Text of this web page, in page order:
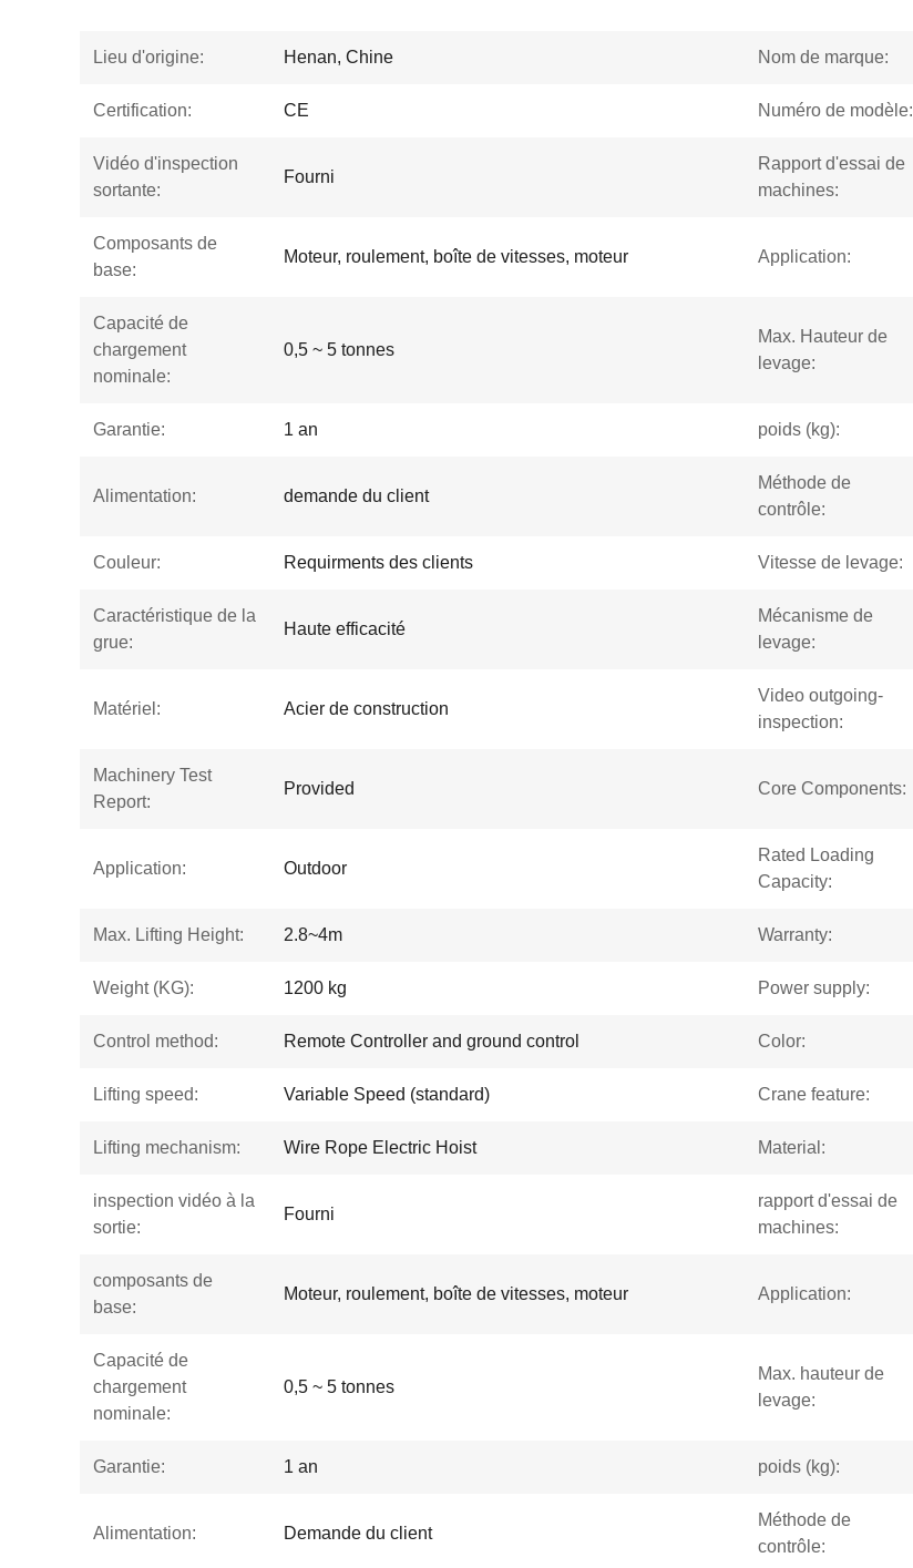
Lieu d'origine: Henan, Chine Nom de marque:
Certification: CE Numéro de modèle:
Vidéo d'inspection
sortante:
Fourni
Rapport d'essai de
machines:
Composants de
base:
Moteur, roulement, boîte de vitesses, moteur Application:
Capacité de
chargement
nominale:
0,5 ~ 5 tonnes
Max. Hauteur de
levage:
Garantie: 1 an poids (kg):
Alimentation: demande du client
Méthode de
contrôle:
Couleur: Requirments des clients Vitesse de levage:
Caractéristique de la
grue:
Haute efficacité
Mécanisme de
levage:
Matériel: Acier de construction
Video outgoing-
inspection:
Machinery Test
Report:
Provided Core Components:
Application: Outdoor
Rated Loading
Capacity:
Max. Lifting Height: 2.8~4m Warranty:
Weight (KG): 1200 kg Power supply:
Control method: Remote Controller and ground control Color:
Lifting speed: Variable Speed (standard) Crane feature:
Lifting mechanism: Wire Rope Electric Hoist Material:
inspection vidéo à la
sortie:
Fourni
rapport d'essai de
machines:
composants de
base:
Moteur, roulement, boîte de vitesses, moteur Application:
Capacité de
chargement
nominale:
0,5 ~ 5 tonnes
Max. hauteur de
levage:
Garantie: 1 an poids (kg):
Alimentation: Demande du client
Méthode de
contrôle: